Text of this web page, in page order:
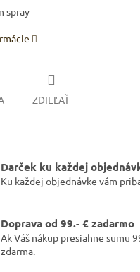
spray
ZDIEĽAŤ
Darček ku každej
Ku každej objednávke vám
Doprava od 99.- € zadarmo
Ak Váš nákup presiahne sumu
zdarma.